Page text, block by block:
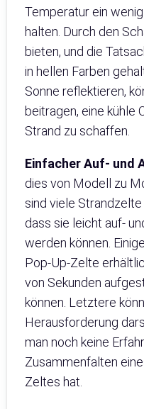
Temperatur ein
halten. Durch den
bieten, und die
in hellen Farben
Sonne reflektieren,
beitragen, eine kühle
Strand zu schaffen.
Einfacher Auf- und
dies von Modell zu
sind viele
dass sie leicht auf-
werden können.
Pop-Up-Zelte
von Sekunden
können. Letztere
Herausforderung
man noch keine
Zusammenfalten
Zeltes hat.